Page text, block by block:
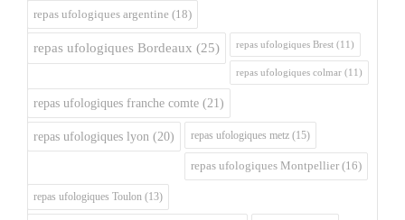
repas ufologiques argentine (18)
repas ufologiques Bordeaux (25) repas ufologiques Brest (11)
repas ufologiques colmar (11)
repas ufologiques franche comte (21)
repas ufologiques lyon (20) repas ufologiques metz (15)
repas ufologiques Montpellier (16)
repas ufologiques Toulon (13)